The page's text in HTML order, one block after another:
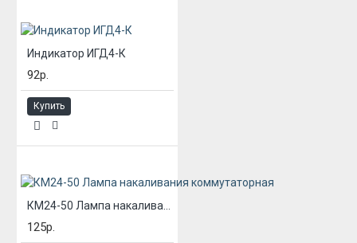
Индикатор ИГД4-К
92р.
Купить
125р.